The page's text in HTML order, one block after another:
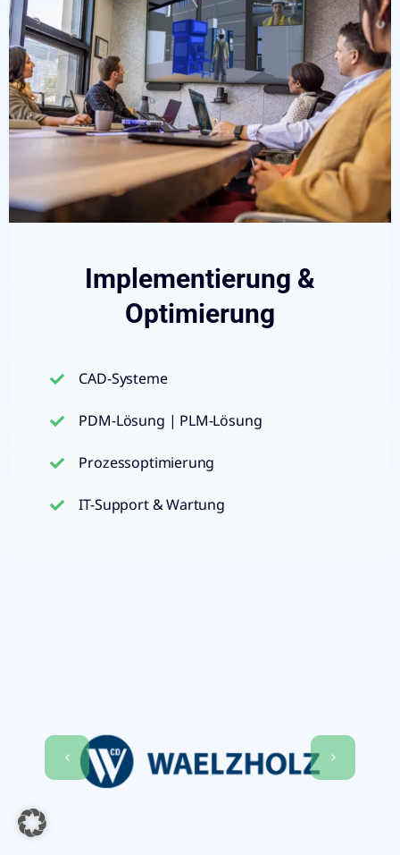
Implementierung &
Optimierung
CAD-Systeme
PDM-Lösung | PLM-Lösung
Prozessoptimierung
IT-Support & Wartung